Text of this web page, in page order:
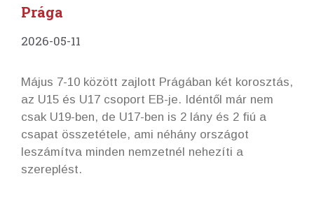
Prága
2026-05-11
Május 7-10 között zajlott Prágában két korosztás,
az U15 és U17 csoport EB-je. Idéntől már nem
csak U19-ben, de U17-ben is 2 lány és 2 fiú a
csapat összetétele, ami néhány országot
leszámítva minden nemzetnél nehezíti a
szereplést.